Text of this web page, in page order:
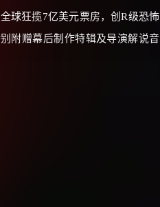
球狂揽7亿美元票房，创R级恐怖
附赠幕后制作特辑及导演解说音